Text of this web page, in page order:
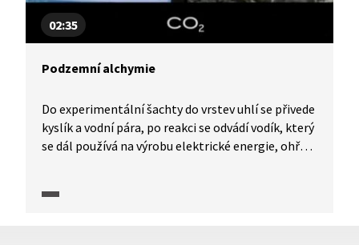
02:35
Podzemní alchymie
Do experimentální šachty do vrstev uhlí se přivede
kyslík a vodní pára, po reakci se odvádí vodík, který
se dál používá na výrobu elektrické energie, ohřev
uhličitého, za přítomnosti vodní páry